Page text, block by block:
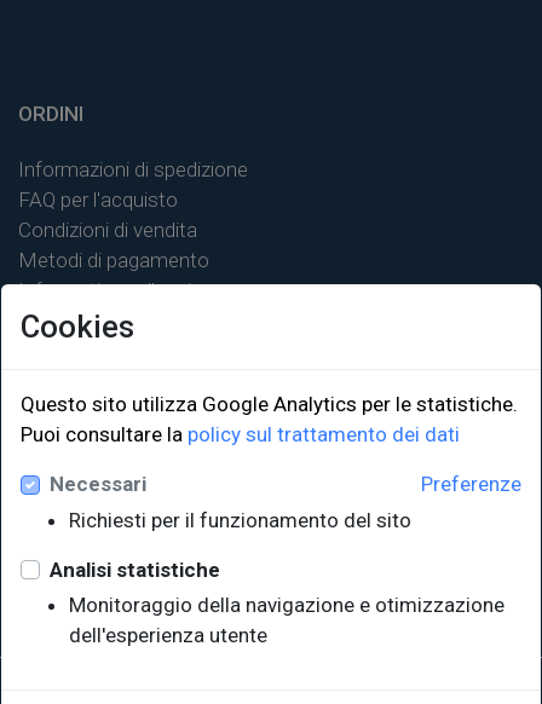
ORDINI
Informazioni di spedizione
FAQ per l'acquisto
Condizioni di vendita
Metodi di pagamento
Informativa sulla privacy
LINK ISTITUZIONALI
Università degli Studi di Trieste
Sistema Bibliotecario di Ateneo
EUT in cifre
Cookies
Questo sito utilizza Google Analytics per le statistiche.
Puoi consultare la policy sul trattamento dei dati
Preferenze
Necessari
Richiesti per il funzionamento del sito
Analisi statistiche
Monitoraggio della navigazione e otimizzazione
dell'esperienza utente